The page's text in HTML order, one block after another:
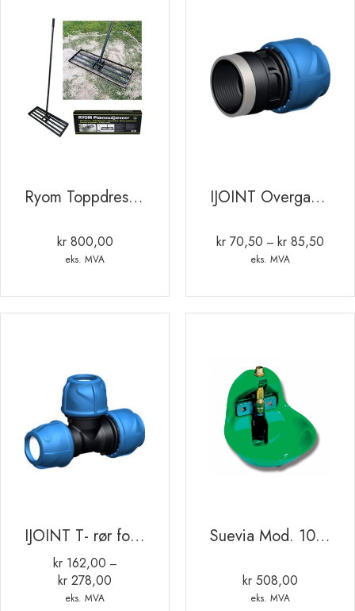
Ryom Toppdressing rive – Plenutjevner
kr800,00
eks. MVA
IJOINT Overgangsmuffe for PE og PEX rør
kr 70,50 – kr 85,50
kr
eks. MVA
IJOINT T- rør for PE og PEX rør
kr162,00 –
kr 278,00
eks. MVA
Suevia Mod. 10P Drikkekar
kr 508,00
eks. MVA